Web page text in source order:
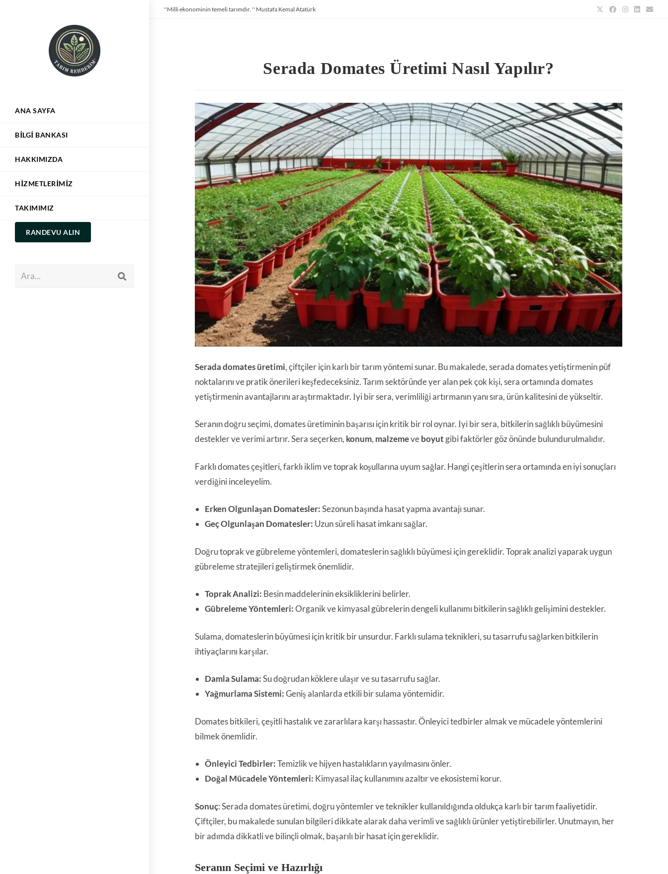
''Milli ekonominin temeli tarımdır. '' Mustafa Kemal Atatürk
ANA SAYFA
BILGI BANKASI
HAKKIMIZDA
HIZMETLERIMIZ
TAKIMIMIZ
RANDEVU ALIN
Ara...
Serada Domates Üretimi Nasıl Yapılır?
Serada domates üretimi, çiftçiler için karlı bir tarım yöntemi sunar. Bu makalede, serada domates yetiştirmenin püf
noktalarını ve pratik önerileri keşfedeceksiniz. Tarım sektöründe yer alan pek çok kişi, sera ortamında domates
yetiştirmenin avantajlarını araştırmaktadır. İyi bir sera, verimliliği artırmanın yanı sıra, ürün kalitesini de yükseltir.
Seranın doğru seçimi, domates üretiminin başarısı için kritik bir rol oynar. İyi bir sera, bitkilerin sağlıklı büyümesini
destekler ve verimi artırır. Sera seçerken, konum, malzemeveboyutgibi faktörler göz önünde bulundurulmalıdır.
Farklı domates çeşitleri, farklı iklim ve toprak koşullarına uyum sağlar. Hangi çeşitlerin sera ortamında en iyi sonuçları
verdiğini inceleyelim.
Erken Olgunlaşan Domatesler:Sezonun başında hasat yapma avantajı sunar.
Geç Olgunlaşan Domatesler: Uzun süreli hasat imkanı sağlar.
Doğru toprak ve gübreleme yöntemleri, domateslerin sağlıklı büyümesi için gereklidir. Toprak analizi yaparak uygun
gübreleme stratejileri geliştirmek önemlidir.
Toprak Analizi: Besin maddelerinin eksikliklerini belirler.
Gübreleme Yöntemleri:Organik ve kimyasal gübrelerin dengeli kullanımı bitkilerin sağlıklı gelişimini destekler.
Sulama, domateslerin büyümesi için kritik bir unsurdur. Farklı sulama teknikleri, su tasarrufu sağlarken bitkilerin
ihtiyaçlarını karşılar.
Damla Sulama:Su doğrudan köklere ulaşır ve su tasarrufu sağlar.
Yağmurlama Sistemi:Geniş alanlarda etkili bir sulama yöntemidir.
Domates bitkileri, çeşitli hastalık ve zararlılara karşı hassastır. Önleyici tedbirler almak ve mücadele yöntemlerini
bilmek önemlidir.
Önleyici Tedbirler:Temizlik ve hijyen hastalıkların yayılmasını önler.
Doğal Mücadele Yöntemleri: Kimyasal ilaç kullanımını azaltır ve ekosistemi korur.
Sonuç: Serada domates üretimi, doğru yöntemler ve teknikler kullanıldığında oldukça karlı bir tarım faaliyetidir.
Çiftçiler, bu makalede sunulan bilgileri dikkate alarak daha verimli ve sağlıklı ürünler yetiştirebilirler. Unutmayın, her
bir adımda dikkatli ve bilinçli olmak, başarılı bir hasat için gereklidir.
Seranın Seçimi ve Hazırlığı